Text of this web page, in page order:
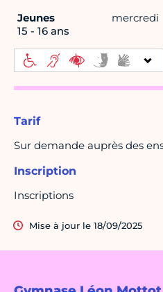
Jeunes
15 - 16 ans
mercredi
Tarif
Sur demande auprès des
Inscription
Inscriptions
Mise à jour le 18/09/2025